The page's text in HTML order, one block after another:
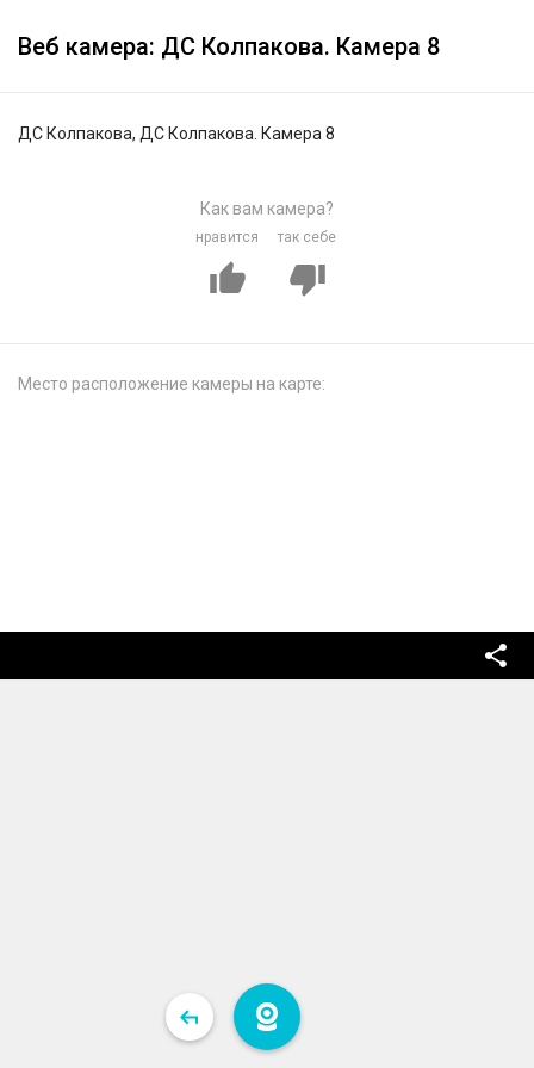
Веб камера: ДС Колпакова. Камера 8
ДС Колпакова, ДС Колпакова. Камера 8
Как вам камера?
нравится так себе
Место расположение камеры на карте: